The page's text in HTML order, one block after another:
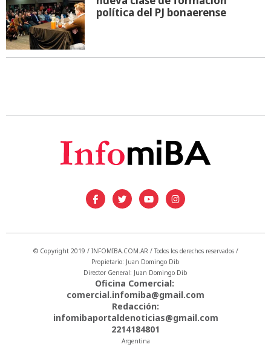
política del PJ bonaerense
© Copyright 2019 / INFOMIBA.COM.AR / Todos los derechos reservados /
Propietario: Juan Domingo Dib
Director General: Juan Domingo Dib
Oficina Comercial:
comercial.infomiba@gmail.com
Redacción:
infomibaportaldenoticias@gmail.com
2214184801
Argentina